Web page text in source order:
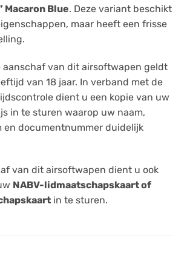
Macaron Blue. Deze variant beschikt
maar heeft een frisse
aanschaf van dit airsoftwapen geldt
van 18 jaar. In verband met de
dient u een kopie van uw
in te sturen waarop uw naam,
en documentnummer duidelijk
van dit airsoftwapen dient u ook
NABV-lidmaatschapskaart of
in te sturen.